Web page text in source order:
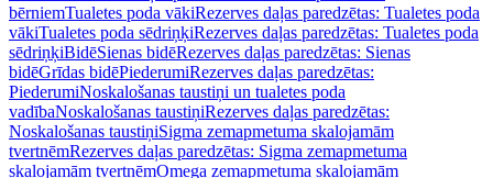
bērniemTualetes poda vākiRezerves daļas paredzētas: Tualetes poda
vākiTualetes poda sēdriņķiRezerves daļas paredzētas: Tualetes poda
sēdriņķiBidēSienas bidēRezerves daļas paredzētas: Sienas
bidēGrīdas bidēPiederumiRezerves daļas paredzētas:
PiederumiNoskalošanas taustiņi un tualetes poda
vadībaNoskalošanas taustiņiRezerves daļas paredzētas:
Noskalošanas taustiņiSigma zemapmetuma skalojamām
tvertnēmRezerves daļas paredzētas: Sigma zemapmetuma
skalojamām tvertnēmOmega zemapmetuma skalojamām